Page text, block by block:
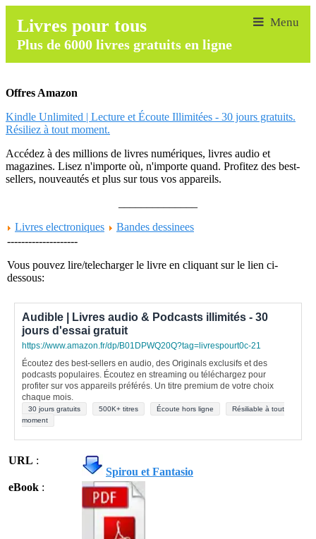
Livres pour tous
Plus de 6000 livres gratuits en ligne
Offres Amazon
Kindle Unlimited | Lecture et Écoute Illimitées - 30 jours gratuits.
Résiliez à tout moment.
Accédez à des millions de livres numériques, livres audio et
magazines. Lisez n'importe où, n'importe quand. Profitez des best-
sellers, nouveautés et plus sur tous vos appareils.
Livres electroniques
Bandes dessinees
--------------------
Vous pouvez lire/telecharger le livre en cliquant sur le lien ci-
dessous:
Audible | Livres audio & Podcasts illimités - 30
jours d'essai gratuit
https://www.amazon.fr/dp/B01DPWQ20Q?tag=livrespourt0c-21
Écoutez des best-sellers en audio, des Originals exclusifs et des
podcasts populaires. Écoutez en streaming ou téléchargez pour
profiter sur vos appareils préférés. Un titre premium de votre choix
chaque mois.
30 jours gratuits 500K+ titres Écoute hors ligne
Résiliable à tout
moment
URL :
Spirou et Fantasio
eBook :